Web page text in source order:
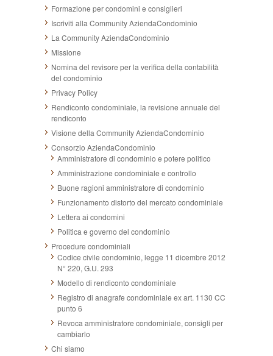
Formazione per condomini e consiglieri
Iscriviti alla Community AziendaCondominio
La Community AziendaCondominio
Missione
Nomina del revisore per la verifica della contabilità
del condominio
Privacy Policy
Rendiconto condominiale, la revisione annuale del
rendiconto
Visione della Community AziendaCondominio
Consorzio AziendaCondominio
Amministratore di condominio e potere politico
Amministrazione condominiale e controllo
Buone ragioni amministratore di condominio
Funzionamento distorto del mercato condominiale
Lettera ai condomini
Politica e governo del condominio
Procedure condominiali
Codice civile condominio, legge 11 dicembre 2012
N° 220, G.U. 293
Modello di rendiconto condominiale
Registro di anagrafe condominiale ex art. 1130 CC
punto 6
Revoca amministratore condominiale, consigli per
cambiarlo
Chi siamo